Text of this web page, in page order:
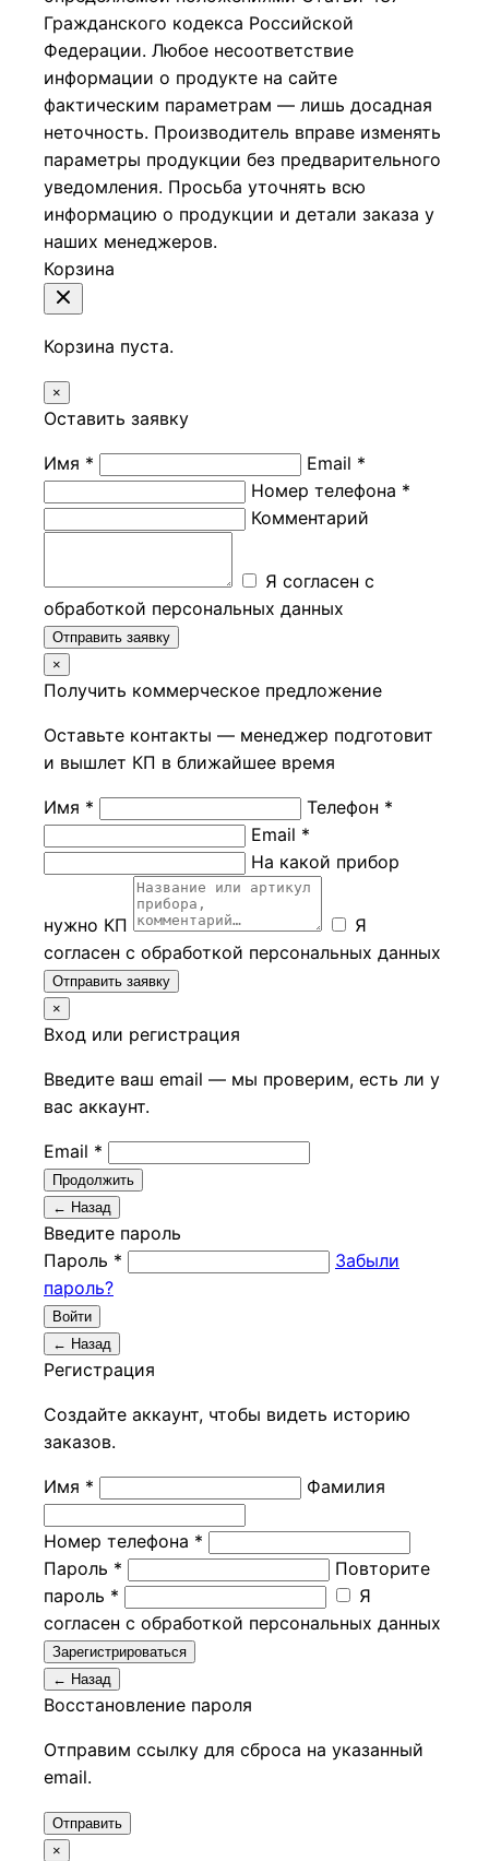
Гражданского кодекса Российской
Федерации. Любое несоответствие
информации о продукте на сайте
фактическим параметрам — лишь досадная
неточность. Производитель вправе изменять
параметры продукции без предварительного
уведомления. Просьба уточнять всю
информацию о продукции и детали заказа у
наших менеджеров.
Корзина
Корзина пуста.
×
Оставить заявку
Имя *
Email *
Номер телефона *
Комментарий
Я согласен с
обработкой персональных данных
Отправить заявку
×
Получить коммерческое предложение
Оставьте контакты — менеджер подготовит
и вышлет КП в ближайшее время
Имя *
Телефон *
Email *
На какой прибор
нужно КП
Я
согласен с обработкой персональных данных
Отправить заявку
×
Вход или регистрация
Введите ваш email — мы проверим, есть ли у
вас аккаунт.
Email *
Продолжить
← Назад
Введите пароль
Пароль *
Забыли
пароль?
Войти
← Назад
Регистрация
Создайте аккаунт, чтобы видеть историю
заказов.
Имя * Фамилия
Номер телефона *
Пароль *
Повторите
пароль *
Я
согласен с обработкой персональных данных
Зарегистрироваться
← Назад
Восстановление пароля
Отправим ссылку для сброса на указанный
email.
Отправить
×